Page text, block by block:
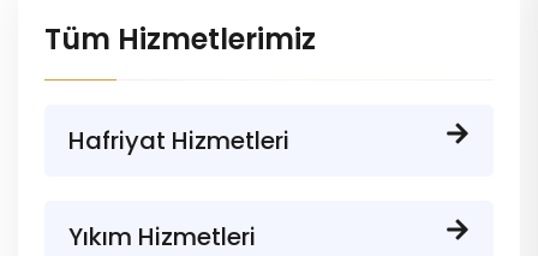
Tüm Hizmetlerimiz
Hafriyat Hizmetleri
Yıkım Hizmetleri